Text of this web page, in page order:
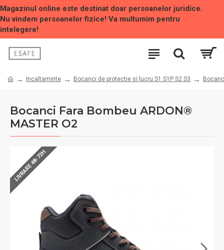
Magazinul online este destinat doar persoanelor juridice.
Nu vindem persoanelor fizice! Va multumim pentru
intelegere!
Incaltaminte Bocanci de protectie si lucru S1 S1P S2 S3
Bocanci Fara Bombeu ARDON®
MASTER O2
LIVRARE 48-72H